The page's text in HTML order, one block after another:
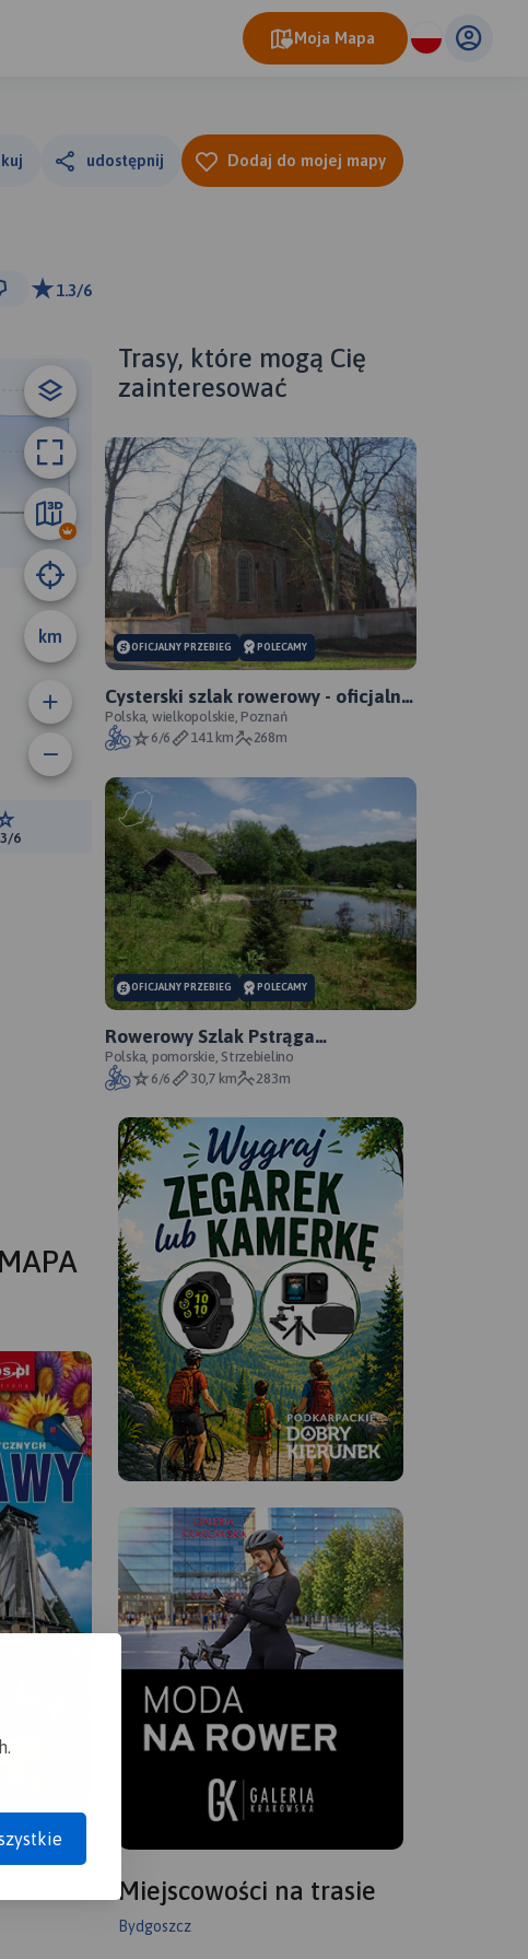
Moja Mapa
udostępnij Dodaj do mojej mapy
1.3/6
km
16 km
trasy:
Ocena trasy:
6
Trasy, które mogą Cię
zainteresować
OFICJALNY PRZEBIEG POLECAMY
Cysterski szlak rowerowy - oficjalny
przebieg
Polska, wielkopolskie, Poznań
6/6
141 km 268m
OFICJALNY PRZEBIEG POLECAMY
Rowerowy Szlak Pstrąga
Tęczowego - oficjalny przebieg
Polska, pomorskie, Strzebielino
6/6
30,7 km 283m
Miejscowości na trasie
Bydgoszcz